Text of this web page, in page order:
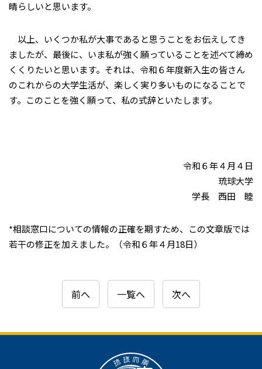
晴らしいと思います。
以上、いくつか私が大事であると思うことをお伝えしてき
ましたが、最後に、いま私が強く願っていることを述べて締め
くくりたいと思います。それは、令和６年度新入生の皆さん
のこれからの大学生活が、楽しく実り多いものになることで
す。このことを強く願って、私の式辞といたします。
令和６年４月４日
琉球大学
学長 西田 睦
*相談窓口についての情報の正確を期すため、この文章版では
若干の修正を加えました。（令和６年４月18日）
前へ 一覧へ 次へ